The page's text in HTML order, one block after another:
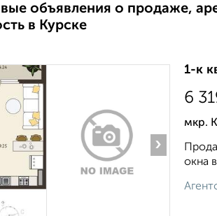
объявления о продаже,
в Курске
›
1-к
6
мкр.
окна